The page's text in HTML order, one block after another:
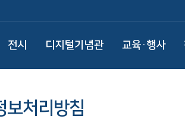
전시 디지털기념관 교육·행사
보처리방침